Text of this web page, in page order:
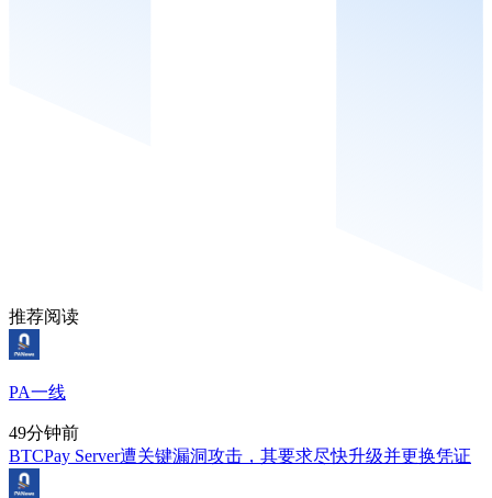
推荐阅读
PA一线
49分钟前
BTCPay Server遭关键漏洞攻击，其要求尽快升级并更换凭证